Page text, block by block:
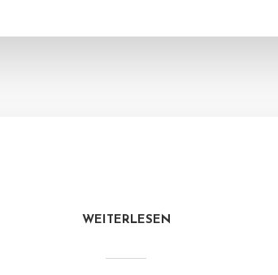
WEITERLESEN